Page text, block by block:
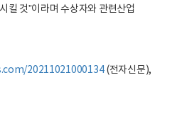
킬 것”이라며 수상자와 관련산업
20211021000134(전자신문),